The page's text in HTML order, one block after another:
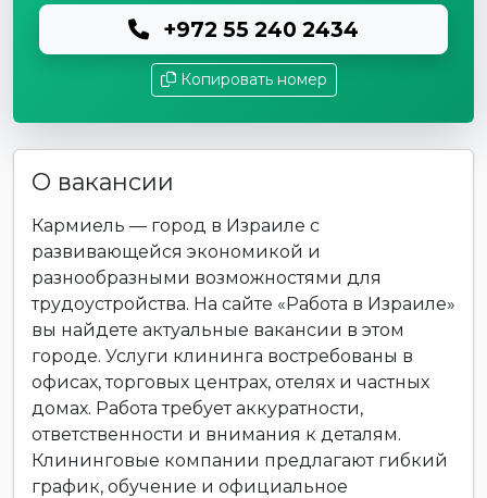
+972 55 240 2434
Копировать номер
О вакансии
Кармиель — город в Израиле с
развивающейся экономикой и
разнообразными возможностями для
трудоустройства. На сайте «Работа в Израиле»
вы найдете актуальные вакансии в этом
городе. Услуги клининга востребованы в
офисах, торговых центрах, отелях и частных
домах. Работа требует аккуратности,
ответственности и внимания к деталям.
Клининговые компании предлагают гибкий
график, обучение и официальное